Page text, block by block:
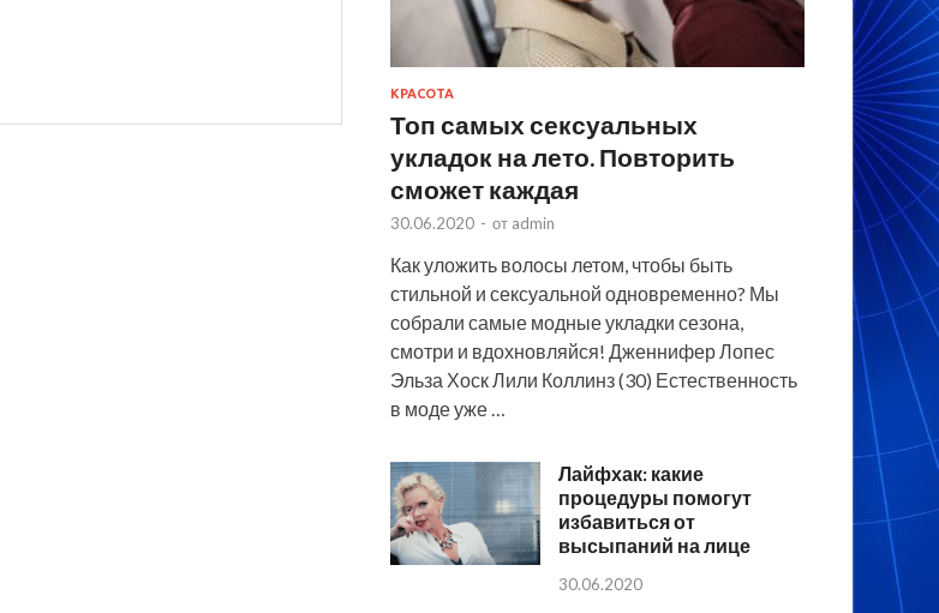
КРАСОТА
Топ самых сексуальных
укладок на лето. Повторить
сможет каждая
30.06.2020 - от admin
Как уложить волосы летом, чтобы быть
стильной и сексуальной одновременно? Мы
собрали самые модные укладки сезона,
смотри и вдохновляйся! Дженнифер Лопес
Эльза Хоск Лили Коллинз (30) Естественность
в моде уже …
Лайфхак: какие
процедуры помогут
избавиться от
высыпаний на лице
30.06.2020